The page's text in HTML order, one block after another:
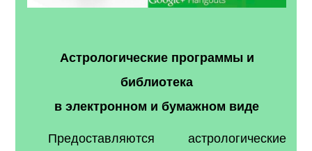
Астрологические программы и
библиотека
в электронном и бумажном виде
Предоставляются астрологические